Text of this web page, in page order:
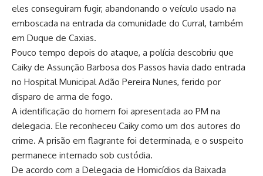
eles conseguiram fugir, abandonando o veículo usado na
emboscada na entrada da comunidade do Curral, também
em Duque de Caxias.
Pouco tempo depois do ataque, a polícia descobriu que
Caiky de Assunção Barbosa dos Passos havia dado entrada
no Hospital Municipal Adão Pereira Nunes, ferido por
disparo de arma de fogo.
A identificação do homem foi apresentada ao PM na
delegacia. Ele reconheceu Caiky como um dos autores do
crime. A prisão em flagrante foi determinada, e o suspeito
permanece internado sob custódia.
De acordo com a Delegacia de Homicídios da Baixada